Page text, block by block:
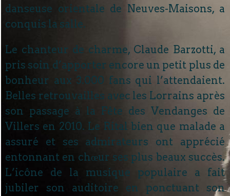
danseuse orientale de Neuves-Maisons, a
conquis la salle.
Le chanteur de charme, Claude Barzotti, a
pris soin d’apporter encore un petit plus de
bonheur aux 3.000 fans qui l’attendaient.
Belles retrouvailles avec les Lorrains après
son passage à la Fête des Vendanges de
Villers en 2010. Le Rital bien que malade a
assuré et ses admirateurs ont apprécié
entonnant en chœur ses plus beaux succès.
L’icône de la musique populaire a fait
jubiler son auditoire en ponctuant son